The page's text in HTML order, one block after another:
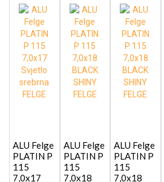
ALU Felge
PLATIN P
115
7,0x17
ALU Felge
PLATIN P
115
7,0x18
ALU Felge
PLATIN P
115
7,0x18